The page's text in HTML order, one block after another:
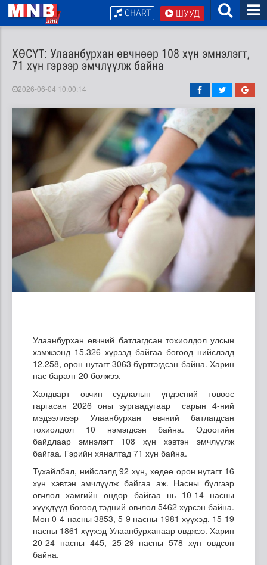
ШУУД
CHART
ХӨСҮТ: Улаанбурхан өвчнөөр 108 хүн эмнэлэгт,
71 хүн гэрээр эмчлүүлж байна
2026-06-04 10:00:14
Улаанбурхан өвчний батлагдсан тохиолдол улсын
хэмжээнд 15.326 хүрээд байгаа бөгөөд нийслэлд
12.258, орон нутагт 3063 бүртгэгдсэн байна. Харин
нас баралт 20 болжээ.
Халдварт өвчин судлалын үндэсний төвөөс
гаргасан 2026 оны зургаадугаар сарын 4-ний
мэдээллээр Улаанбурхан өвчний батлагдсан
тохиолдол 10 нэмэгдсэн байна. Одоогийн
байдлаар эмнэлэгт 108 хүн хэвтэн эмчлүүлж
байгаа. Гэрийн хяналтад 71 хүн байна.
Тухайлбал, нийслэлд 92 хүн, хөдөө орон нутагт 16
хүн хэвтэн эмчлүүлж байгаа аж. Насны бүлгээр
өвчлөл хамгийн өндөр байгаа нь 10-14 насны
хүүхдүүд бөгөөд тэдний өвчлөл 5462 хүрсэн байна.
Мөн 0-4 насны 3853, 5-9 насны 1981 хүүхэд, 15-19
насны 1861 хүүхэд Улаанбурханаар өвджээ. Харин
20-24 насны 445, 25-29 насны 578 хүн өвдсөн
байна.